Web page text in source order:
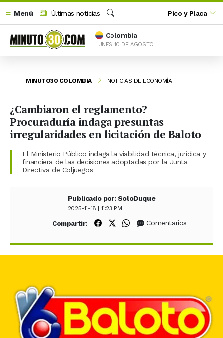
Menú
Últimas noticias
Buscar
Pico y Placa
Colombia
LUNES 10 DE AGOSTO
MINUTO30 COLOMBIA NOTICIAS DE ECONOMÍA
¿Cambiaron el reglamento?
Procuraduría indaga presuntas
irregularidades en licitación de Baloto
El Ministerio Público indaga la viabilidad técnica, jurídica y
financiera de las decisiones adoptadas por la Junta
Directiva de Coljuegos
Publicado por: SoloDuque
2025-11-18 | 11:23 PM
Compartir: Compartir en Facebook
Compartir en X (Twitter)
Compartir en WhatsApp
Comentarios